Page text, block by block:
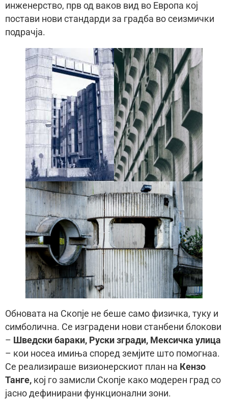
инженерство, прв од ваков вид во Европа кој
постави нови стандарди за градба во сеизмички
подрачја.
Обновата на Скопје не беше само физичка, туку и
симболична. Се изградени нови станбени блокови
– Шведски бараки, Руски згради, Мексичка улица
– кои носеа имиња според земјите што помогнаа.
Се реализираше визионерскиот план на Кензо
Танге, кој го замисли Скопје како модерен град со
јасно дефинирани функционални зони.